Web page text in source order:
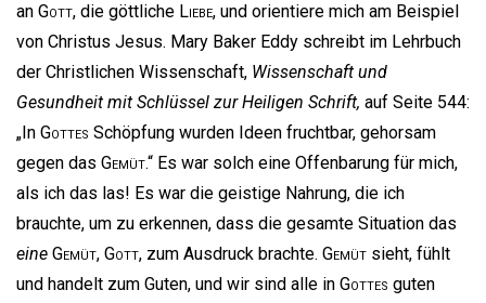
an Gott, die göttliche Liebe, und orientiere mich am Beispiel
von Christus Jesus. Mary Baker Eddy schreibt im Lehrbuch
der Christlichen Wissenschaft, Wissenschaft und
Gesundheit mit Schlüssel zur Heiligen Schrift, auf Seite 544:
„In Gottes Schöpfung wurden Ideen fruchtbar, gehorsam
gegen das Gemüt.“ Es war solch eine Offenbarung für mich,
als ich das las! Es war die geistige Nahrung, die ich
brauchte, um zu erkennen, dass die gesamte Situation das
eine Gemüt, Gott, zum Ausdruck brachte. Gemüt sieht, fühlt
und handelt zum Guten, und wir sind alle in Gottes guten